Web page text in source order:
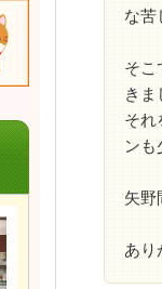
な苦
そこ
きま
それ
ンも
矢野
あり